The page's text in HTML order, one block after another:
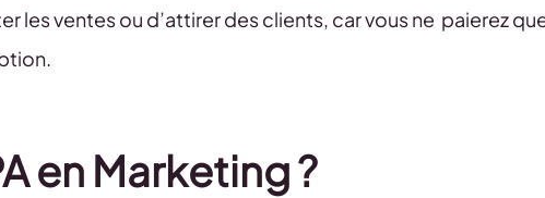
les ventes ou d’attirer des clients, car vous ne paierez
en Marketing ?